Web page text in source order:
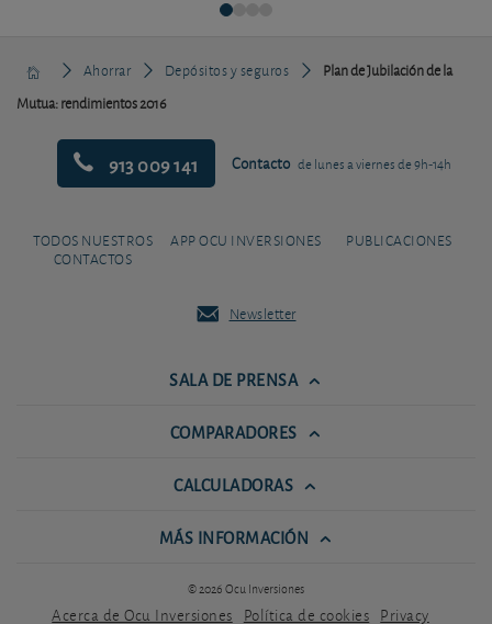
Ahorrar Depósitos y seguros
Plan de Jubilación de la
Mutua: rendimientos 2016
913 009 141 Contacto de lunes a viernes de 9h-14h
TODOS NUESTROS
CONTACTOS
APP OCU INVERSIONES PUBLICACIONES
Newsletter
SALA DE PRENSA
COMPARADORES
CALCULADORAS
MÁS INFORMACIÓN
© 2026 Ocu Inversiones
Acerca de Ocu Inversiones Política de cookies Privacy